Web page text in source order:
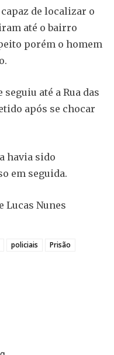
de localizar o
até o bairro
porém o homem
até a Rua das
após se chocar
havia sido
em seguida.
Lucas Nunes
policiais
Prisão